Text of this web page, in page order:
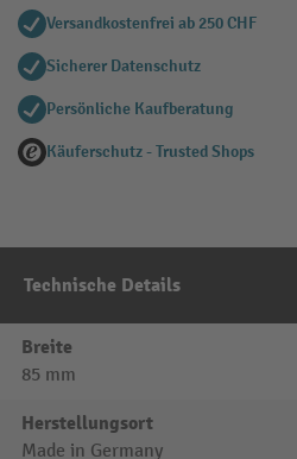
Versandkostenfrei ab 250 CHF
Sicherer Datenschutz
Persönliche Kaufberatung
Käuferschutz - Trusted Shops
Technische Details
Breite
85 mm
Herstellungsort
Made in Germany